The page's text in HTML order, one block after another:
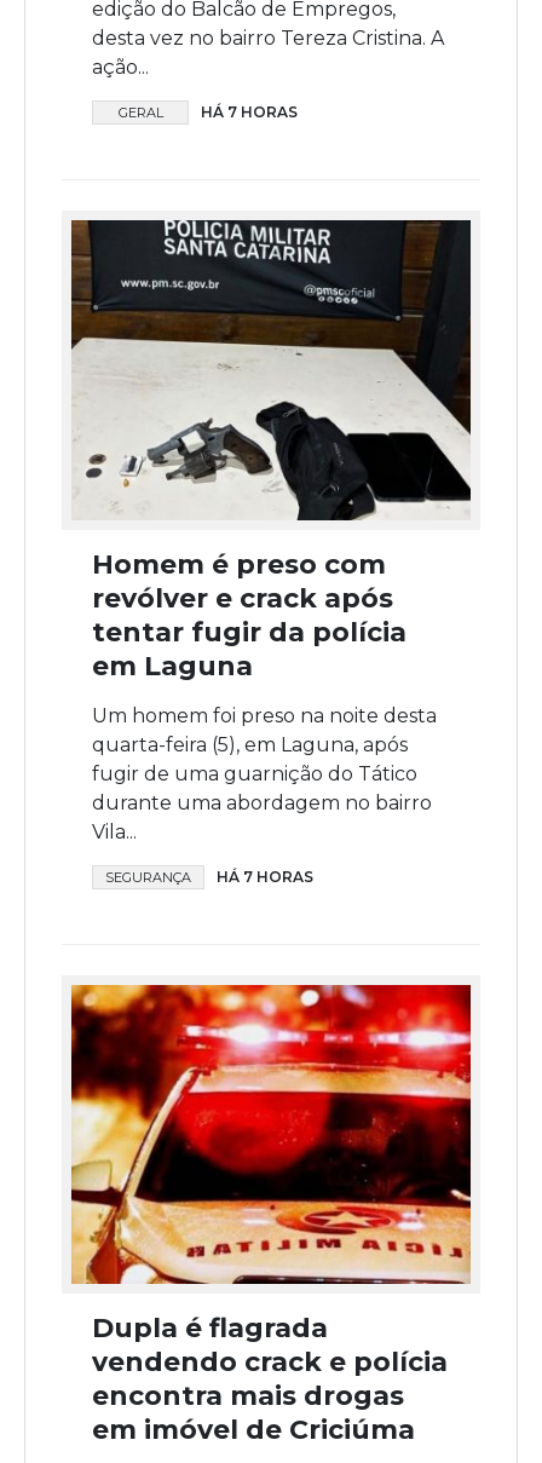
edição do Balcão de Empregos,
desta vez no bairro Tereza Cristina. A
ação...
GERAL HÁ 7 HORAS
Homem é preso com
revólver e crack após
tentar fugir da polícia
em Laguna
Um homem foi preso na noite desta
quarta-feira (5), em Laguna, após
fugir de uma guarnição do Tático
durante uma abordagem no bairro
Vila...
SEGURANÇA HÁ 7 HORAS
Dupla é flagrada
vendendo crack e polícia
encontra mais drogas
em imóvel de Criciúma